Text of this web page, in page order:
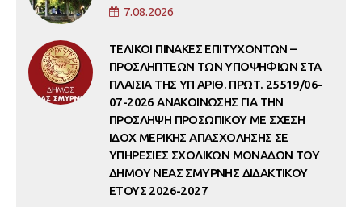
7.08.2026
ΤΕΛΙΚΟΙ ΠΙΝΑΚΕΣ ΕΠΙΤΥΧΟΝΤΩΝ –
ΠΡΟΣΛΗΠΤΕΩΝ ΤΩΝ ΥΠΟΨΗΦΙΩΝ ΣΤΑ
ΠΛΑΙΣΙΑ ΤΗΣ ΥΠ ΑΡΙΘ. ΠΡΩΤ. 25519/06-
07-2026 ΑΝΑΚΟΙΝΩΣΗΣ ΓΙΑ ΤΗΝ
ΠΡΟΣΛΗΨΗ ΠΡΟΣΩΠΙΚΟΥ ΜΕ ΣΧΕΣΗ
ΙΔΟΧ ΜΕΡΙΚΗΣ ΑΠΑΣΧΟΛΗΣΗΣ ΣΕ
ΥΠΗΡΕΣΙΕΣ ΣΧΟΛΙΚΩΝ ΜΟΝΑΔΩΝ ΤΟΥ
ΔΗΜΟΥ ΝΕΑΣ ΣΜΥΡΝΗΣ ΔΙΔΑΚΤΙΚΟΥ
ΕΤΟΥΣ 2026-2027